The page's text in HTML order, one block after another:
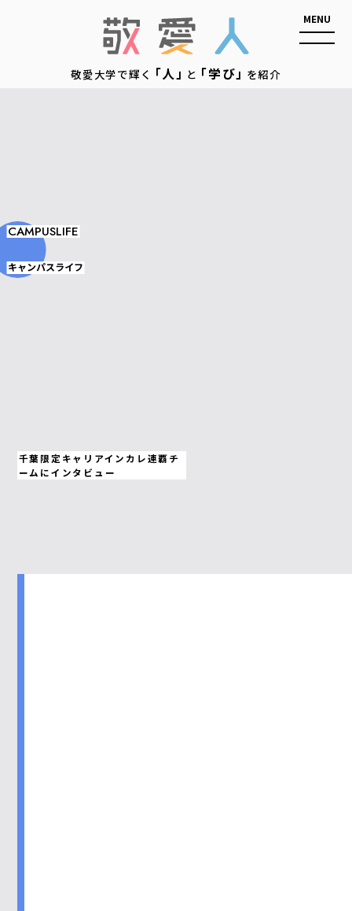
敬愛大学で輝く「人」と「学び」を紹介
CAMPUSLIFE
キャンパスライフ
千葉限定キャリアインカレ連覇チ
ームにインタビュー